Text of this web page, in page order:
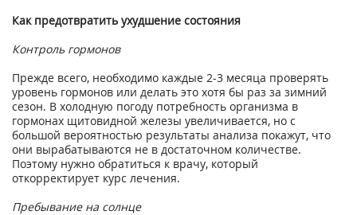
Как предотвратить ухудшение состояния
Контроль гормонов
Прежде всего, необходимо каждые 2-3 месяца проверять
уровень гормонов или делать это хотя бы раз за зимний
сезон. В холодную погоду потребность организма в
гормонах щитовидной железы увеличивается, но с
большой вероятностью результаты анализа покажут, что
они вырабатываются не в достаточном количестве.
Поэтому нужно обратиться к врачу, который
откорректирует курс лечения.
Пребывание на солнце